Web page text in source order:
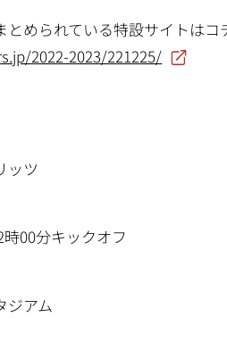
とめられている特設サイトはコ
2022-2023/221225/
ッツ
00分キックオフ
ジアム